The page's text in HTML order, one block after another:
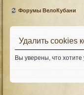
Форумы ВелоКубани
Удалить cookies
Вы уверены, что